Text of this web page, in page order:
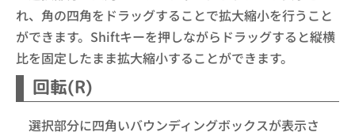
れ、角の四角をドラッグすることで拡大縮小を行うこと
ができます。Shiftキーを押しながらドラッグすると縦横
比を固定したまま拡大縮小することができます。
回転(R)
選択部分に四角いバウンディングボックスが表示さ